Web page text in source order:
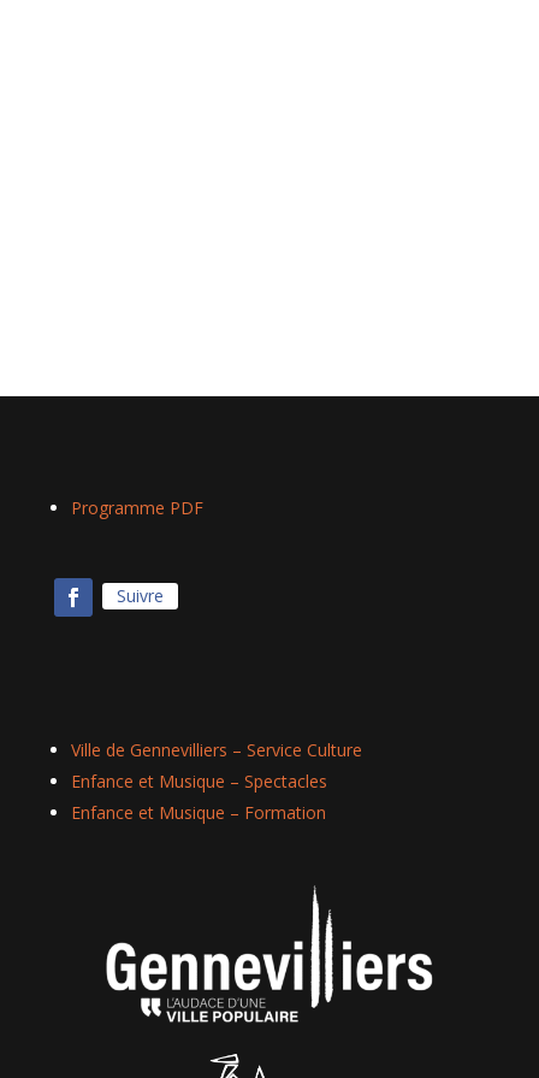
Programme PDF
Suivre
Ville de Gennevilliers – Service Culture
Enfance et Musique – Spectacles
Enfance et Musique – Formation